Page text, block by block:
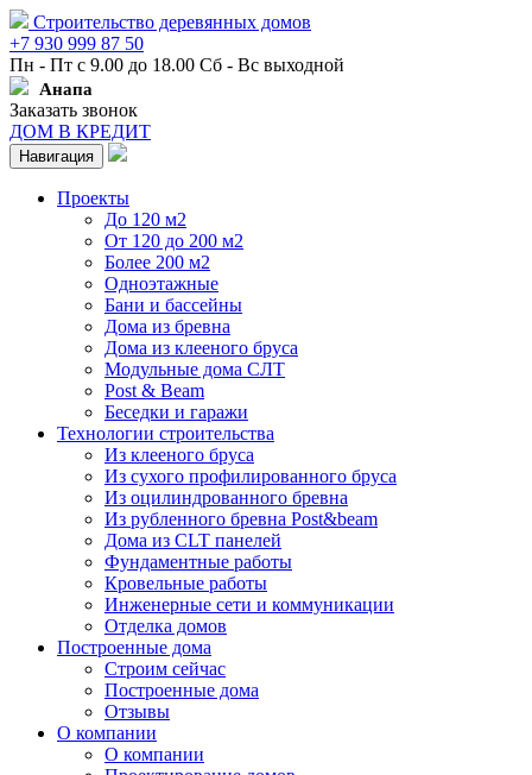
Строительство деревянных домов
+7 930 999 87 50
Пн - Пт с 9.00 до 18.00 Сб - Вс выходной
Анапа
Заказать звонок
ДОМ В КРЕДИТ
Навигация
Проекты
До 120 м2
От 120 до 200 м2
Более 200 м2
Одноэтажные
Бани и бассейны
Дома из бревна
Дома из клееного бруса
Модульные дома СЛТ
Post & Beam
Беседки и гаражи
Технологии строительства
Из клееного бруса
Из сухого профилированного бруса
Из оцилиндрованного бревна
Из рубленного бревна Post&beam
Дома из CLT панелей
Фундаментные работы
Кровельные работы
Инженерные сети и коммуникации
Отделка домов
Построенные дома
Строим сейчас
Построенные дома
Отзывы
О компании
О компании